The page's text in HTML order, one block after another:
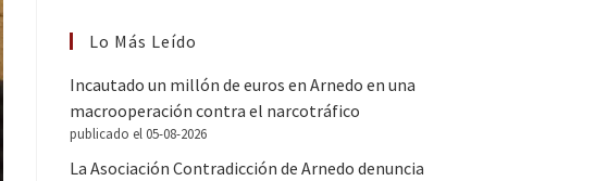
Lo Más Leído
Incautado un millón de euros en Arnedo en una
macrooperación contra el narcotráfico
publicado el 05-08-2026
La Asociación Contradicción de Arnedo denuncia